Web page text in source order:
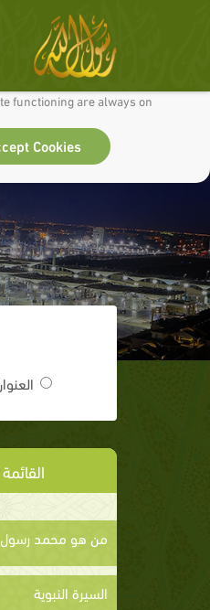
so we can continually improve it.
functioning are always on
Cookies
من هو محمد رسول
السيرة النبوية